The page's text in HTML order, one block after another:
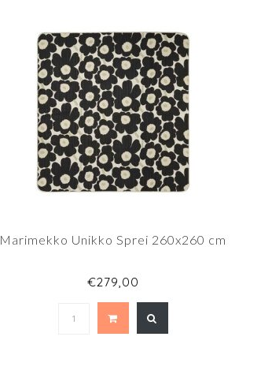
Marimekko Unikko Sprei 260x260 cm
€279,00